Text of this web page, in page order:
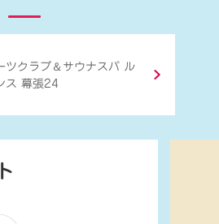
ツクラブ ＆ サウナスパ ル
ス 幕張24